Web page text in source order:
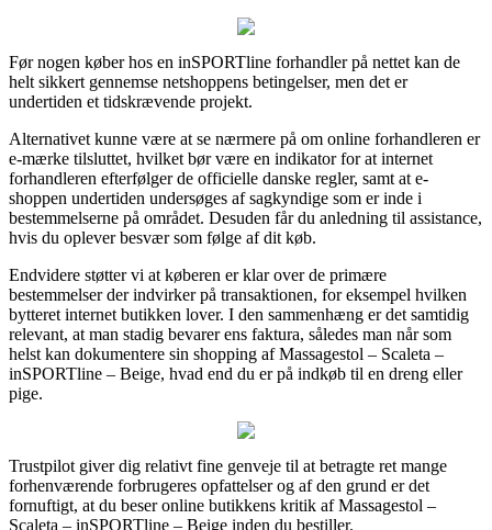
Før nogen køber hos en inSPORTline forhandler på nettet kan de
helt sikkert gennemse netshoppens betingelser, men det er
undertiden et tidskrævende projekt.
Alternativet kunne være at se nærmere på om online forhandleren er
e-mærke tilsluttet, hvilket bør være en indikator for at internet
forhandleren efterfølger de officielle danske regler, samt at e-
shoppen undertiden undersøges af sagkyndige som er inde i
bestemmelserne på området. Desuden får du anledning til assistance,
hvis du oplever besvær som følge af dit køb.
Endvidere støtter vi at køberen er klar over de primære
bestemmelser der indvirker på transaktionen, for eksempel hvilken
bytteret internet butikken lover. I den sammenhæng er det samtidig
relevant, at man stadig bevarer ens faktura, således man når som
helst kan dokumentere sin shopping af Massagestol – Scaleta –
inSPORTline – Beige, hvad end du er på indkøb til en dreng eller
pige.
Trustpilot giver dig relativt fine genveje til at betragte ret mange
forhenværende forbrugeres opfattelser og af den grund er det
fornuftigt, at du beser online butikkens kritik af Massagestol –
Scaleta – inSPORTline – Beige inden du bestiller.